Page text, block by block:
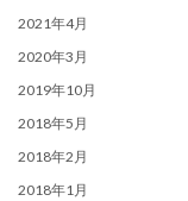
2021年4月
2020年3月
2019年10月
2018年5月
2018年2月
2018年1月